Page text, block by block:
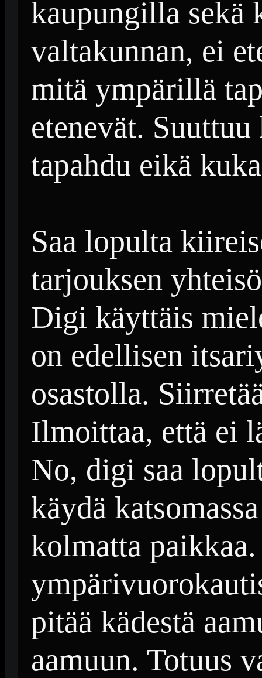
kaupungilla sekä
valtakunnan, ei
mitä ympärillä
etenevät.
tapahdu eikä
Saa lopulta
tarjouksen
Digi käyttäis
on edellisen
osastolla.
Ilmoittaa, että ei
No, digi saa
käydä
kolmatta
pitää kädestä
aamuun. Totuus